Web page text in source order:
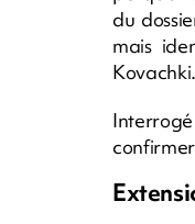
du
mais
Kovachki.